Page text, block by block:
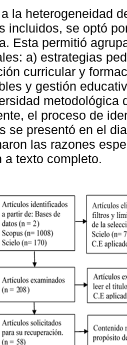
la heterogeneidad
incluidos, se optó
Esta permitió
a) estrategias
curricular y
y gestión
metodológica
el proceso de
se presentó en el
las razones
a texto completo.